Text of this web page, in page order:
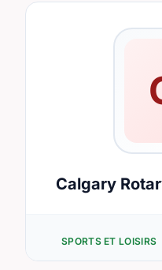
Calgary
SPORTS ET LOISIRS